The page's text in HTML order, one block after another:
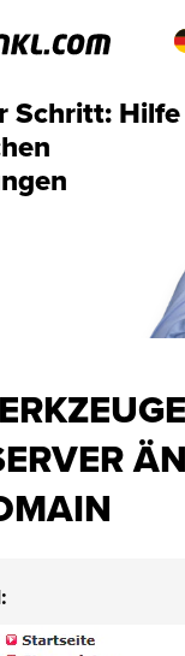
Schritt: Hilfe